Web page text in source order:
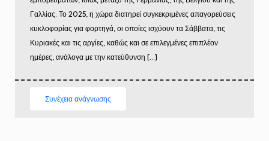
Γαλλίας. Το 2025, η χώρα διατηρεί συγκεκριμένες απαγορεύσεις
κυκλοφορίας για φορτηγά, οι οποίες ισχύουν τα Σάββατα, τις
Κυριακές και τις αργίες, καθώς και σε επιλεγμένες επιπλέον
ημέρες, ανάλογα με την κατεύθυνση […]
Συνέχεια ανάγνωσης